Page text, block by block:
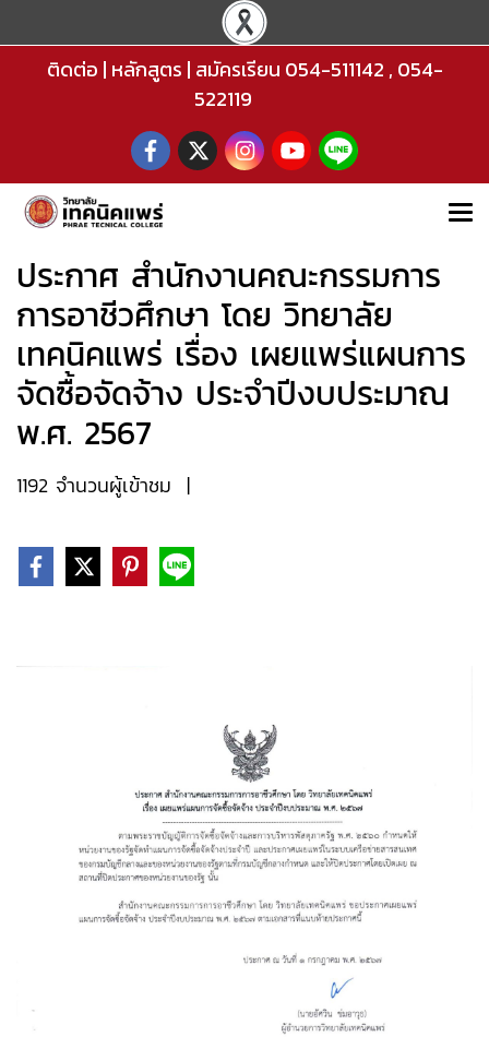
ติดต่อ | หลักสูตร | สมัครเรียน 054-511142 , 054-
522119
ประกาศ สำนักงานคณะกรรมการ
การอาชีวศึกษา โดย วิทยาลัย
เทคนิคแพร่ เรื่อง เผยแพร่แผนการ
จัดซื้อจัดจ้าง ประจำปีงบประมาณ
พ.ศ. 2567
1192 จำนวนผู้เข้าชม |